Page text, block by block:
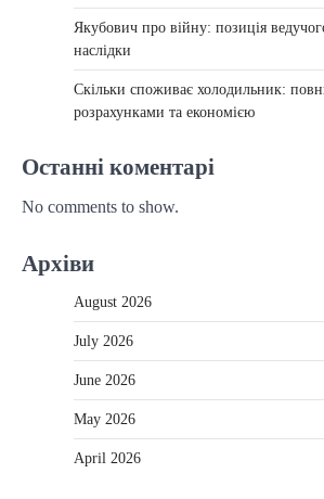
Якубович про війну: позиція
наслідки
Скільки споживає холодильник:
розрахунками та економією
Останні коментарі
No comments to show.
Архіви
August 2026
July 2026
June 2026
May 2026
April 2026